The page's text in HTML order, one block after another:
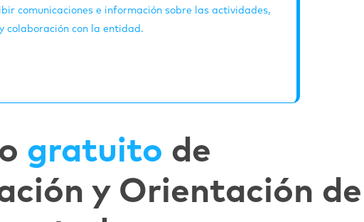
comunicaciones e información sobre las actividades,
colaboración con la entidad.
gratuito de
y Orientación de